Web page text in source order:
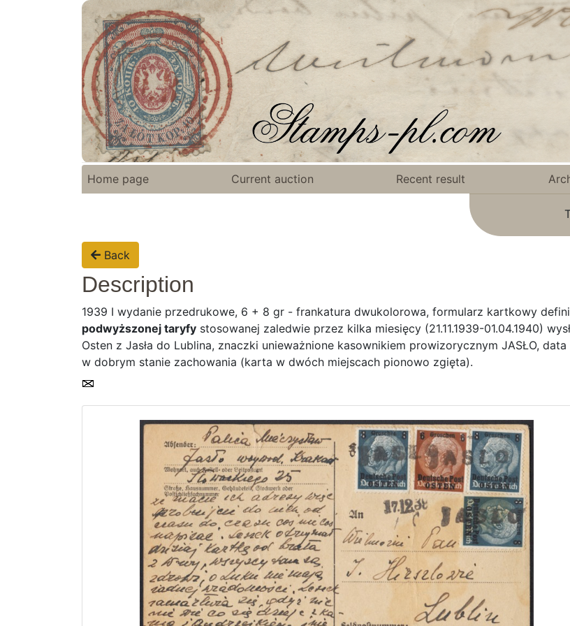
Home page Current auction Recent result
Back
Description
1939 I wydanie przedrukowe, 6 + 8 gr - frankatura dwukolorowa, formularz kartkowy
podwyższonej taryfy stosowanej zaledwie przez kilka miesięcy (21.11.1939-01.04.1940)
Osten z Jasła do Lublina, znaczki unieważnione kasownikiem prowizorycznym JASŁO,
w dobrym stanie zachowania (karta w dwóch miejscach pionowo zgięta).